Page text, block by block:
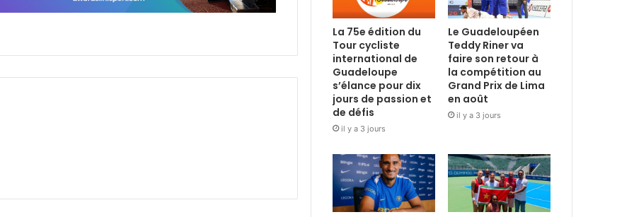
La 75e édition du
Tour cycliste
international de
Guadeloupe
s’élance pour dix
jours de passion et
de défis
il y a 3 jours
Le Guadeloupéen
Teddy Riner va
faire son retour à
la compétition au
Grand Prix de Lima
en août
il y a 3 jours